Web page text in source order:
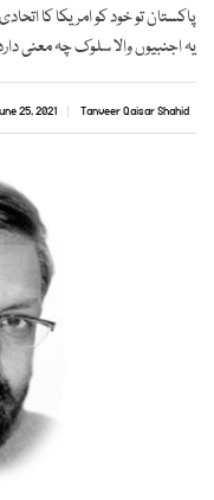
پاکستان تو خود کو امریکا کا
یہ اجنبیوں والا سلوک چہ معنی
Tanveer Qaisar Shahid
25, 2021